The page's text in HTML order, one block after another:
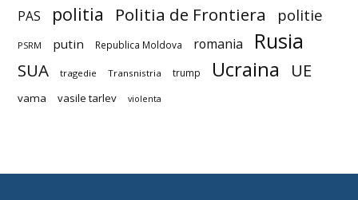
PAS politia Politia de Frontiera politie
PSRM putin Republica Moldova romania Rusia
SUA tragedie Transnistria trump Ucraina UE
vama vasile tarlev violenta